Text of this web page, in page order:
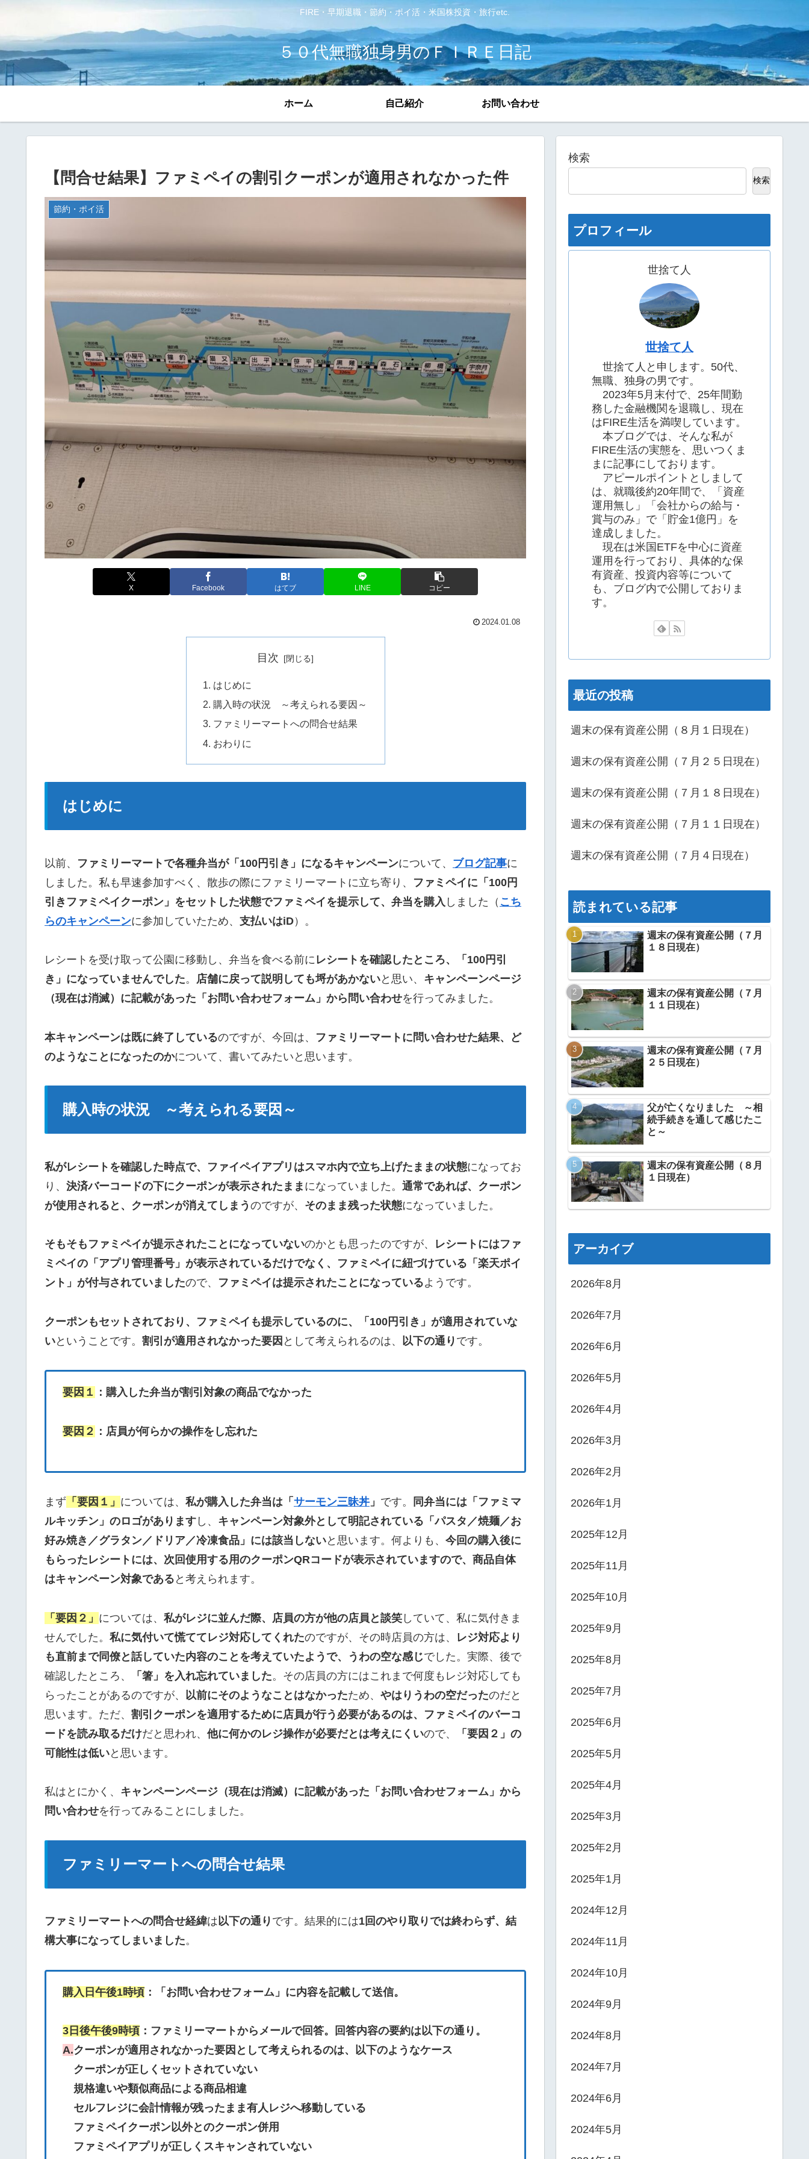
FIRE・早期退職・節約・ポイ活・米国株投資・旅行etc.
５０代無職独身男のＦＩＲＥ日記
ホーム 自己紹介 お問い合わせ
【問合せ結果】ファミペイの割引クーポンが適用されなかった件
節約・ポイ活
X Facebook はてブ LINE コピー
2024.01.08
目次
はじめに
購入時の状況 ～考えられる要因～
ファミリーマートへの問合せ結果
おわりに
はじめに
以前、 ファミリーマートで各種弁当が「100円引き」になるキャンペーンについて、 ブログ記事に
しました。私も早速参加すべく、散歩の際にファミリーマートに立ち寄り、 ファミペイに「100円
引きファミペイクーポン」をセットした状態でファミペイを提示して、弁当を購入 しました（ こち
らのキャンペーンに参加していたため、 支払いはiD）。
レシートを受け取って公園に移動し、弁当を食べる前にレシートを確認したところ、「100円引
き」になっていませんでした。 店舗に戻って説明しても埒があかないと思い、 キャンペーンページ
（現在は消滅）に記載があった「お問い合わせフォーム」から問い合わせを行ってみました。
本キャンペーンは既に終了しているのですが、今回は、 ファミリーマートに問い合わせた結果、ど
のようなことになったのかについて、書いてみたいと思います。
購入時の状況 ～考えられる要因～
私がレシートを確認した時点で、ファイペイアプリはスマホ内で立ち上げたままの状態になってお
り、 決済バーコードの下にクーポンが表示されたまま になっていました。 通常であれば、クーポン
が使用されると、クーポンが消えてしまう のですが、 そのまま残った状態になっていました。
そもそもファミペイが提示されたことになっていないのかとも思ったのですが、 レシートにはファ
ミペイの「アプリ管理番号」が表示されているだけでなく、ファミペイに紐づけている「楽天ポイ
ント」が付与されていましたので、 ファミペイは提示されたことになっているようです。
クーポンもセットされており、ファミペイも提示しているのに、「100円引き」が適用されていな
いということです。 割引が適用されなかった要因 として考えられるのは、 以下の通り です。
要因１ ：購入した弁当が割引対象の商品でなかった
要因２ ：店員が何らかの操作をし忘れた
まず 「要因１」 については、 私が購入した弁当は「 サーモン三昧丼 」 です。
同弁当には「ファミマ
ルキッチン」のロゴがあります し、 キャンペーン対象外として明記されている「パスタ／焼麺／お
好み焼き／グラタン／ドリア／冷凍食品」には該当しないと思います。何よりも、 今回の購入後に
もらったレシートには、次回使用する用のクーポンQRコードが表示されていますので、商品自体
はキャンペーン対象である と考えられます。
「要因２」 については、 私がレジに並んだ際、店員の方が他の店員と談笑 していて、私に気付きま
せんでした。 私に気付いて慌ててレジ対応してくれたのですが、その時店員の方は、 レジ対応より
も直前まで同僚と話していた内容のことを考えていたようで、うわの空な感じでした。実際、後で
確認したところ、
「箸」を入れ忘れていました。その店員の方にはこれまで何度もレジ対応しても
らったことがあるのですが、
以前にそのようなことはなかったため、 やはりうわの空だったのだと
思います。ただ、 割引クーポンを適用するために店員が行う必要があるのは、ファミペイのバーコ
ードを読み取るだけだと思われ、 他に何かのレジ操作が必要だとは考えにくいので、
「要因２」の
可能性は低いと思います。
私はとにかく、 キャンペーンページ（現在は消滅）に記載があった「お問い合わせフォーム」から
問い合わせを行ってみることにしました。
ファミリーマートへの問合せ結果
ファミリーマートへの問合せ経緯は以下の通り です。結果的には1回のやり取りでは終わらず、結
構大事になってしまいました。
購入日午後1時頃 ：「お問い合わせフォーム」に内容を記載して送信。
3日後午後9時頃 ：ファミリーマートからメールで回答。回答内容の要約は以下の通り。
A.クーポンが適用されなかった要因として考えられるのは、以下のようなケース
クーポンが正しくセットされていない
規格違いや類似商品による商品相違
セルフレジに会計情報が残ったまま有人レジへ移動している
ファミペイクーポン以外とのクーポン併用
ファミペイアプリが正しくスキャンされていない
検索
検索
プロフィール
世捨て人
世捨て人
世捨て人と申します。50代、
無職、独身の男です。
2023年5月末付で、25年間勤
務した金融機関を退職し、現在
はFIRE生活を満喫しています。
本ブログでは、そんな私が
FIRE生活の実態を、思いつくま
まに記事にしております。
アピールポイントとしまして
は、就職後約20年間で、「資産
運用無し」「会社からの給与・
賞与のみ」で「貯金1億円」を
達成しました。
現在は米国ETFを中心に資産
運用を行っており、具体的な保
有資産、投資内容等について
も、ブログ内で公開しておりま
す。
最近の投稿
週末の保有資産公開（８月１日現在）
週末の保有資産公開（７月２５日現在）
週末の保有資産公開（７月１８日現在）
週末の保有資産公開（７月１１日現在）
週末の保有資産公開（７月４日現在）
読まれている記事
週末の保有資産公開（７月
１８日現在）
週末の保有資産公開（７月
１１日現在）
週末の保有資産公開（７月
２５日現在）
父が亡くなりました ～相
続手続きを通して感じたこ
と～
週末の保有資産公開（８月
１日現在）
アーカイブ
2026年8月
2026年7月
2026年6月
2026年5月
2026年4月
2026年3月
2026年2月
2026年1月
2025年12月
2025年11月
2025年10月
2025年9月
2025年8月
2025年7月
2025年6月
2025年5月
2025年4月
2025年3月
2025年2月
2025年1月
2024年12月
2024年11月
2024年10月
2024年9月
2024年8月
2024年7月
2024年6月
2024年5月